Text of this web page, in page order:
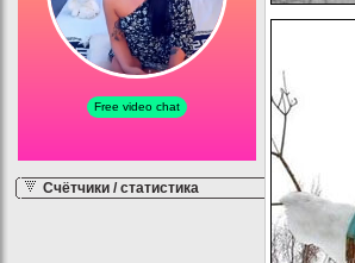
Счётчики / статистика